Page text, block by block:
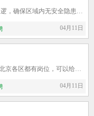
【岗位职责】 负责银行区域的安全巡逻，确保区域内无安全隐患；进行日常的门卫值守，维护银行秩序；处理突发事件，及时报警并采取相应措施；监控银行内的消防设施，确保其正常运行；协助客户进出银行，并维持良好
04月11日
面向全国招聘保安，公司规模强大在北京各区都有岗位，可以给您就近安排岗位。公司给大家解决后顾之忧，入职当天即可安排食宿，来了就能上班不用培训！请广大求职者放心投简历或者点击微聊详细咨询。 入职要求：1
04月11日